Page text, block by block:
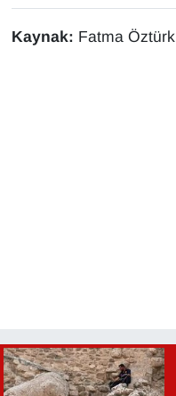
Kaynak: Fatma Öztürk